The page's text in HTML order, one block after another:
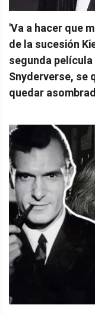
'Va a hacer que
de la sucesión
segunda
Snyderverse, se
quedar